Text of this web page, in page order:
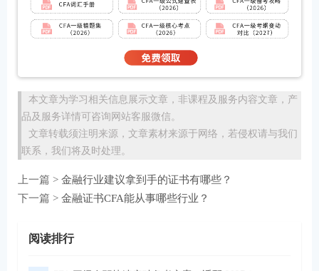
本文章为学习相关信息展示文章，非课程及服务内容文章，产
品及服务详情可咨询网站客服微信。
文章转载须注明来源，文章素材来源于网络，若侵权请与我们
联系，我们将及时处理。
上一篇 > 金融行业建议拿到手的证书有哪些？
下一篇 > 金融证书CFA能从事哪些行业？
阅读排行